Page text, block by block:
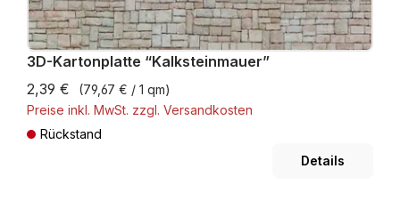
3D-Kartonplatte “Kalksteinmauer”
2,39 €
(79,67 € / 1 qm)
Preise inkl. MwSt. zzgl. Versandkosten
Rückstand
Details